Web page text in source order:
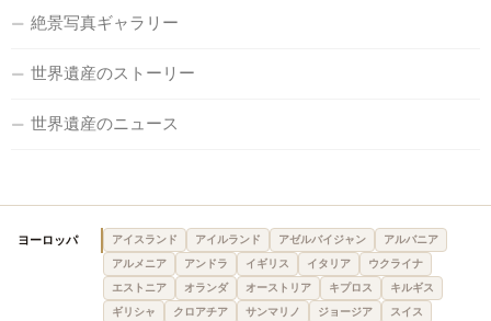
絶景写真ギャラリー
世界遺産のストーリー
世界遺産のニュース
ヨーロッパ アイスランド アイルランド アゼルバイジャン
アルバニア
アルメニア
アンドラ イギリス イタリア
ウクライナ
エストニア
オランダ オーストリア キプロス
キルギス
ギリシャ
クロアチア サンマリノ ジョージア
スイス